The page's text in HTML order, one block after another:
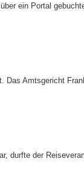
ein Portal
Das Amtsgericht
durfte der